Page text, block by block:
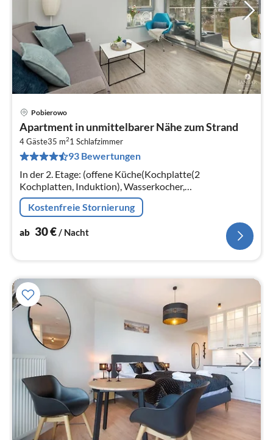
Pobierowo
Apartment in unmittelbarer Nähe zum Strand
4 Gäste35 m21 Schlafzimmer
93 Bewertungen
In der 2. Etage: (offene Küche(Kochplatte(2
Kochplatten, Induktion), Wasserkocher,
Kaffeemaschine, Mikrowelle,
Kühl-/Gefrierkombination)
Kostenfreie Stornierung
ab 30€ / Nacht